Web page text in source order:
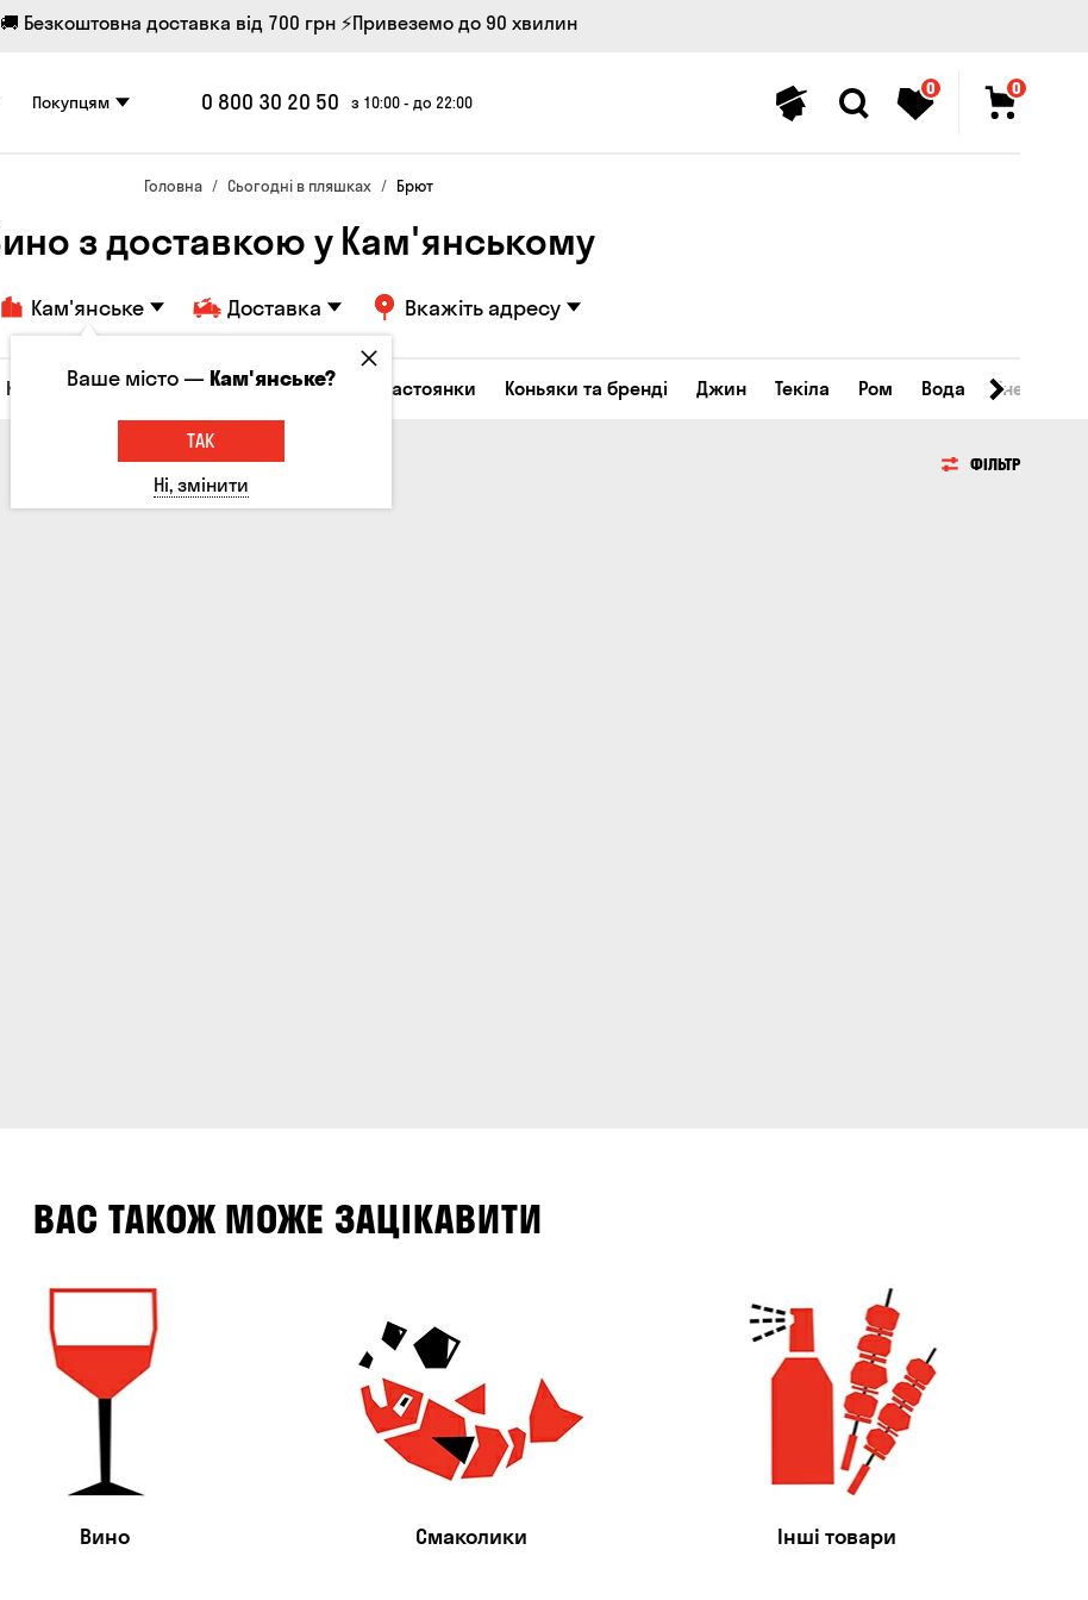
🚚 Безкоштовна доставка від 700 грн ⚡Привеземо до 90 хвилин
Покупцям 0 800 30 20 50 з 10:00 - до 22:00
0 0
Головна Сьогодні в пляшках Брют
з доставкою у Кам'янському
Кам'янське Доставка Вкажіть адресу
Коктейлі Горілка Соджу Лікери та настоянки Коньяки та бренді Джин Текіла Ром Вода
ФІЛЬТР
ВАС ТАКОЖ МОЖЕ ЗАЦІКАВИТИ
Вино Смаколики Інші товари
Ваше місто —Кам'янське?
ТАК
Ні, змінити